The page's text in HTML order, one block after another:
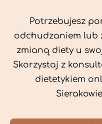
Potrzebujesz
odchudzaniem lub
zmianą diety u
Skorzystaj z
dietetykiem